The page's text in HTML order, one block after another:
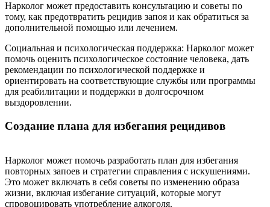
Нарколог может предоставить консультацию и советы по
тому, как предотвратить рецидив запоя и как обратиться за
дополнительной помощью или лечением.
Социальная и психологическая поддержка: Нарколог может
помочь оценить психологическое состояние человека, дать
рекомендации по психологической поддержке и
ориентировать на соответствующие службы или программы
для реабилитации и поддержки в долгосрочном
выздоровлении.
Создание плана для избегания рецидивов
Нарколог может помочь разработать план для избегания
повторных запоев и стратегии справления с искушениями.
Это может включать в себя советы по изменению образа
жизни, включая избегание ситуаций, которые могут
спровоцировать употребление алкоголя.